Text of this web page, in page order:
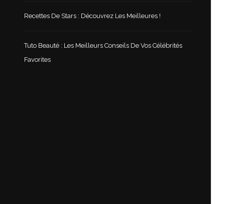
Recettes De Stars : Découvrez Les Meilleures !
Tuto Beauté : Les Meilleurs Conseils De Vos Célébrités
Favorites